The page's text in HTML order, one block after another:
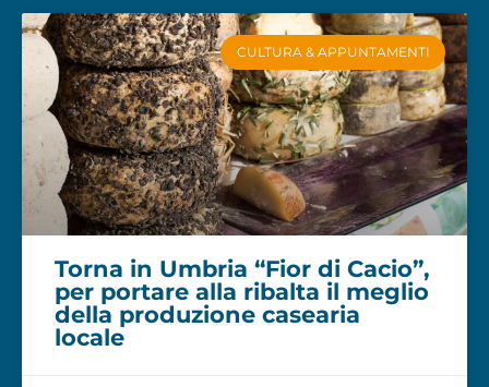
CULTURA & APPUNTAMENTI
Torna in Umbria “Fior di Cacio”,
per portare alla ribalta il meglio
della produzione casearia
locale